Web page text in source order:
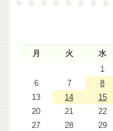
月 火 水
1
6
7 8
13
14 15
20
21 22
27
28 29